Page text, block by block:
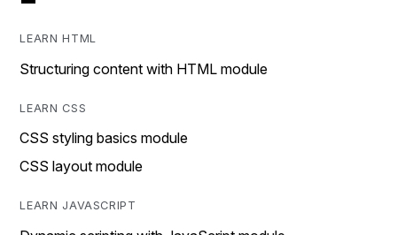
LEARN HTML
Structuring content with HTML module
LEARN CSS
CSS styling basics module
CSS layout module
LEARN JAVASCRIPT